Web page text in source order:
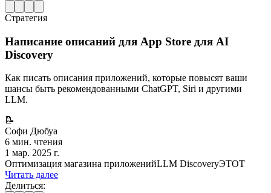
Стратегия
Написание описаний для App Store для AI
Discovery
Как писать описания приложений, которые повысят ваши
шансы быть рекомендованными ChatGPT, Siri и другими
LLM.
📝
Софи Дюбуа
6 мин. чтения
1 мар. 2025 г.
Оптимизация магазина приложенийLLM DiscoveryЭТОТ
Читать далее
Делиться: